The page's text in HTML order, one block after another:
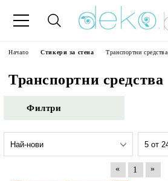
Начало Стикери за стена Транспортни средства
Транспортни средства
Филтри
« 1 »